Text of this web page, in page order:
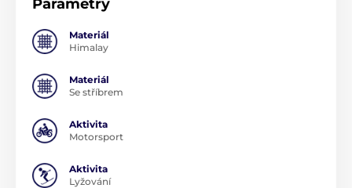
Parametry
Materiál
Himalay
Materiál
Se stříbrem
Aktivita
Motorsport
Aktivita
Lyžování